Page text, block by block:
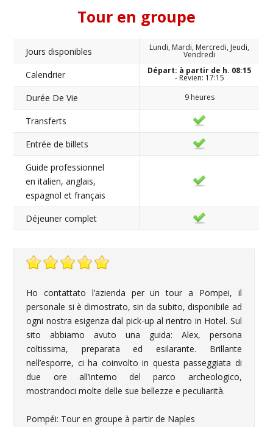
Tour en groupe
Jours disponibles Lundi, Mardi, Mercredi, Jeudi,
Vendredi
Calendrier Départ: à partir de h. 08:15
- Revien: 17:15
Durée De Vie 9 heures
Transferts
Entrée de billets
Guide professionnel
en italien, anglais,
espagnol et français
Déjeuner complet
Ho contattato l’azienda per un tour a Pompei, il
personale si è dimostrato, sin da subito, disponibile ad
ogni nostra esigenza dal pick-up al rientro in Hotel. Sul
sito abbiamo avuto una guida: Alex, persona
coltissima, preparata ed esilarante. Brillante
nell’esporre, ci ha coinvolto in questa passeggiata di
due ore all’interno del parco archeologico,
mostrandoci molte delle sue bellezze e peculiarità.
Pompéi: Tour en groupe à partir de Naples